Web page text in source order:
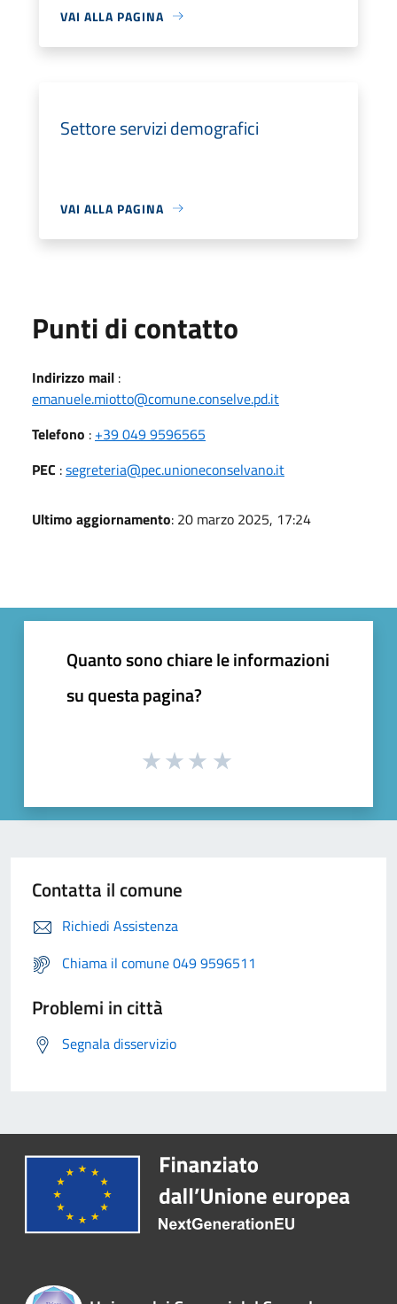
VAI ALLA PAGINA
Settore servizi demografici
VAI ALLA PAGINA
Punti di contatto
Indirizzo mail :
emanuele.miotto@comune.conselve.pd.it
Telefono : +39 049 9596565
PEC :segreteria@pec.unioneconselvano.it
Ultimo aggiornamento: 20 marzo 2025, 17:24
Quanto sono chiare le informazioni
su questa pagina?
Contatta il comune
Richiedi Assistenza
Chiama il comune 049 9596511
Problemi in città
Segnala disservizio